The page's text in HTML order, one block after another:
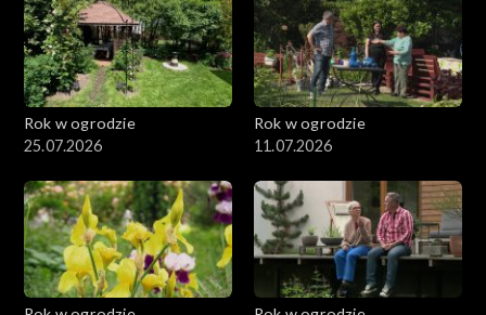
Rok w ogrodzie
25.07.2026
Rok w ogrodzie
11.07.2026